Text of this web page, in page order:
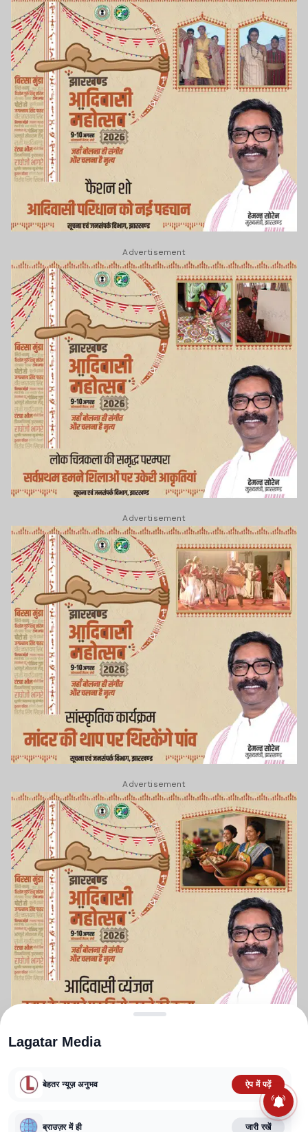
Advertisement
Advertisement
Advertisement
TERMS AND CONDITIONS
CORRECTIONS POLICY
FACT CHECKING POLICY
Lagatar Media
बेहतर न्यूज़ अनुभव ऐप में पढ़ें
ब्राउज़र में ही जारी रखें